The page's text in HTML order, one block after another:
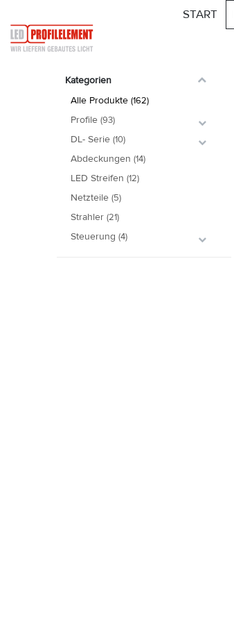
START
162 Produkt(e) gefunden
Kategorien
Alle Produkte (162)
Profile (93)
DL- Serie (10)
Abdeckungen (14)
LED Streifen (12)
Netzteile (5)
Strahler (21)
Steuerung (4)